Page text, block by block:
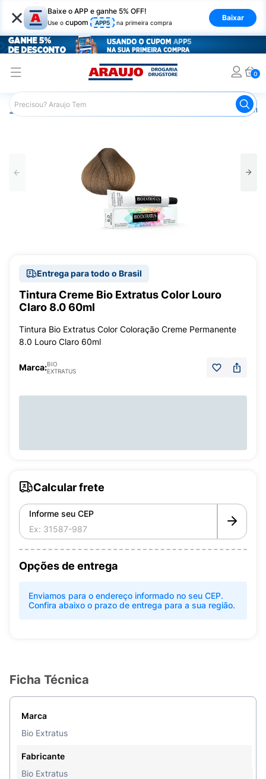
× Baixe o APP e ganhe 5% OFF!
Use o cupom APP5 na primeira compra
Baixar
0
Araujo Cabelo Coloração
Entrega para todo o Brasil
Tintura Creme Bio Extratus Color Louro
Claro 8.0 60ml
Tintura Bio Extratus Color Coloração Creme Permanente
8.0 Louro Claro 60ml
Marca:BIO
EXTRATUS
Calcular frete
Informe seu CEP
Opções de entrega
Enviamos para o endereço informado no seu CEP.
Confira abaixo o prazo de entrega para a sua região.
Ficha Técnica
Marca
Bio Extratus
Fabricante
Bio Extratus